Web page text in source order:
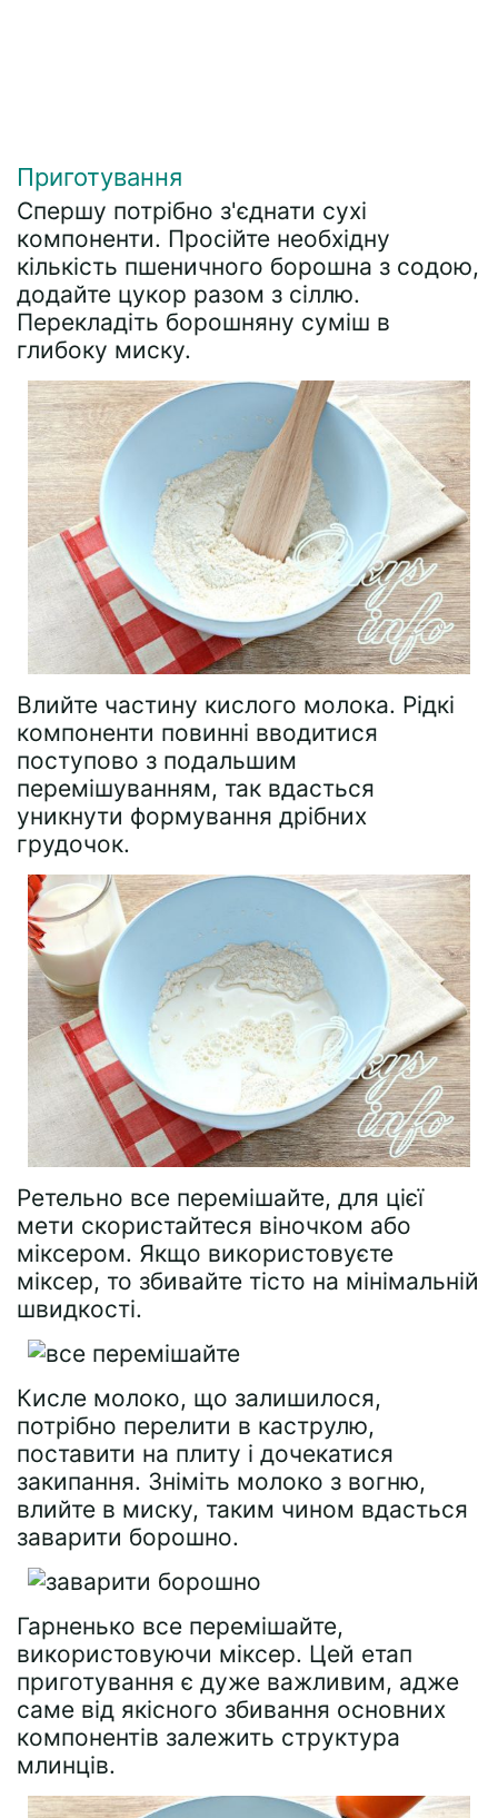
Приготування
Спершу потрібно з'єднати сухі
компоненти. Просійте необхідну
кількість пшеничного борошна з содою,
додайте цукор разом з сіллю.
Перекладіть борошняну суміш в
глибоку миску.
Влийте частину кислого молока. Рідкі
компоненти повинні вводитися
поступово з подальшим
перемішуванням, так вдасться
уникнути формування дрібних
грудочок.
Ретельно все перемішайте, для цієї
мети скористайтеся віночком або
міксером. Якщо використовуєте
міксер, то збивайте тісто на мінімальній
швидкості.
Кисле молоко, що залишилося,
потрібно перелити в каструлю,
поставити на плиту і дочекатися
закипання. Зніміть молоко з вогню,
влийте в миску, таким чином вдасться
заварити борошно.
Гарненько все перемішайте,
використовуючи міксер. Цей етап
приготування є дуже важливим, адже
саме від якісного збивання основних
компонентів залежить структура
млинців.